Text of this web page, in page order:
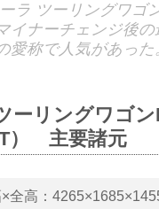
ーラ ツーリングワゴ
イナーチェンジ後の
愛称で人気があった
ーリングワゴ
） 主要諸元
全高：